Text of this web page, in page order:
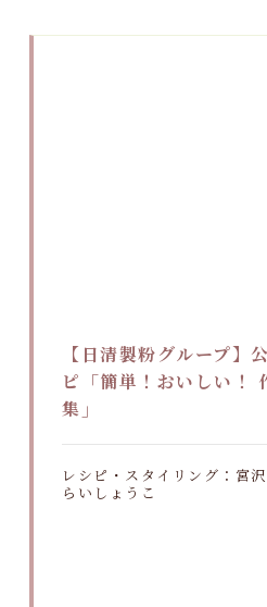
【日清製粉グループ】
ピ「簡単！おいしい！
集」
レシピ・スタイリング：宮
らいしょうこ